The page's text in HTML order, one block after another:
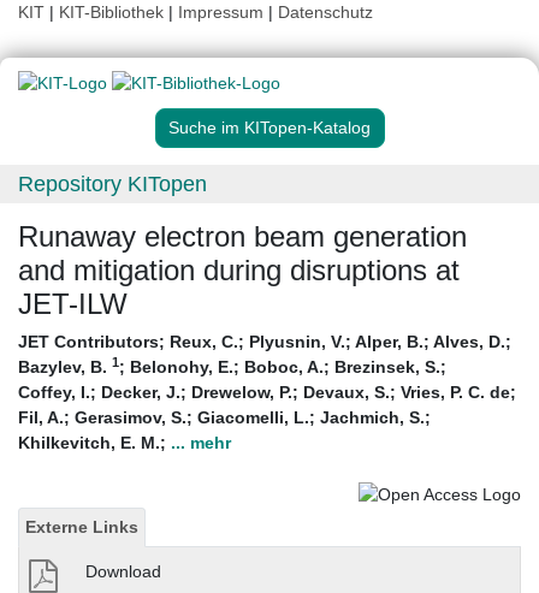
KIT | KIT-Bibliothek | Impressum | Datenschutz
Suche im KITopen-Katalog
Repository KITopen
Runaway electron beam generation
and mitigation during disruptions at
JET-ILW
JET Contributors; Reux, C.; Plyusnin, V.; Alper, B.; Alves, D.;
Bazylev, B. 1; Belonohy, E.; Boboc, A.; Brezinsek, S.;
Coffey, I.; Decker, J.; Drewelow, P.; Devaux, S.; Vries, P. C. de;
Fil, A.; Gerasimov, S.; Giacomelli, L.; Jachmich, S.;
Khilkevitch, E. M.; ... mehr
Externe Links
Download